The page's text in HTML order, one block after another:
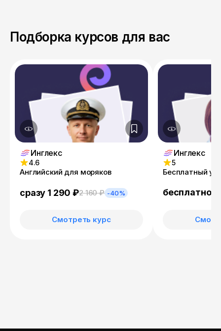
Подборка курсов для вас
Инглекс
4.6
Английский для моряков
сразу 1 290 ₽2 160 ₽ -40%
Смотреть курс
Инглекс
5
Бесплатный
бесплатно